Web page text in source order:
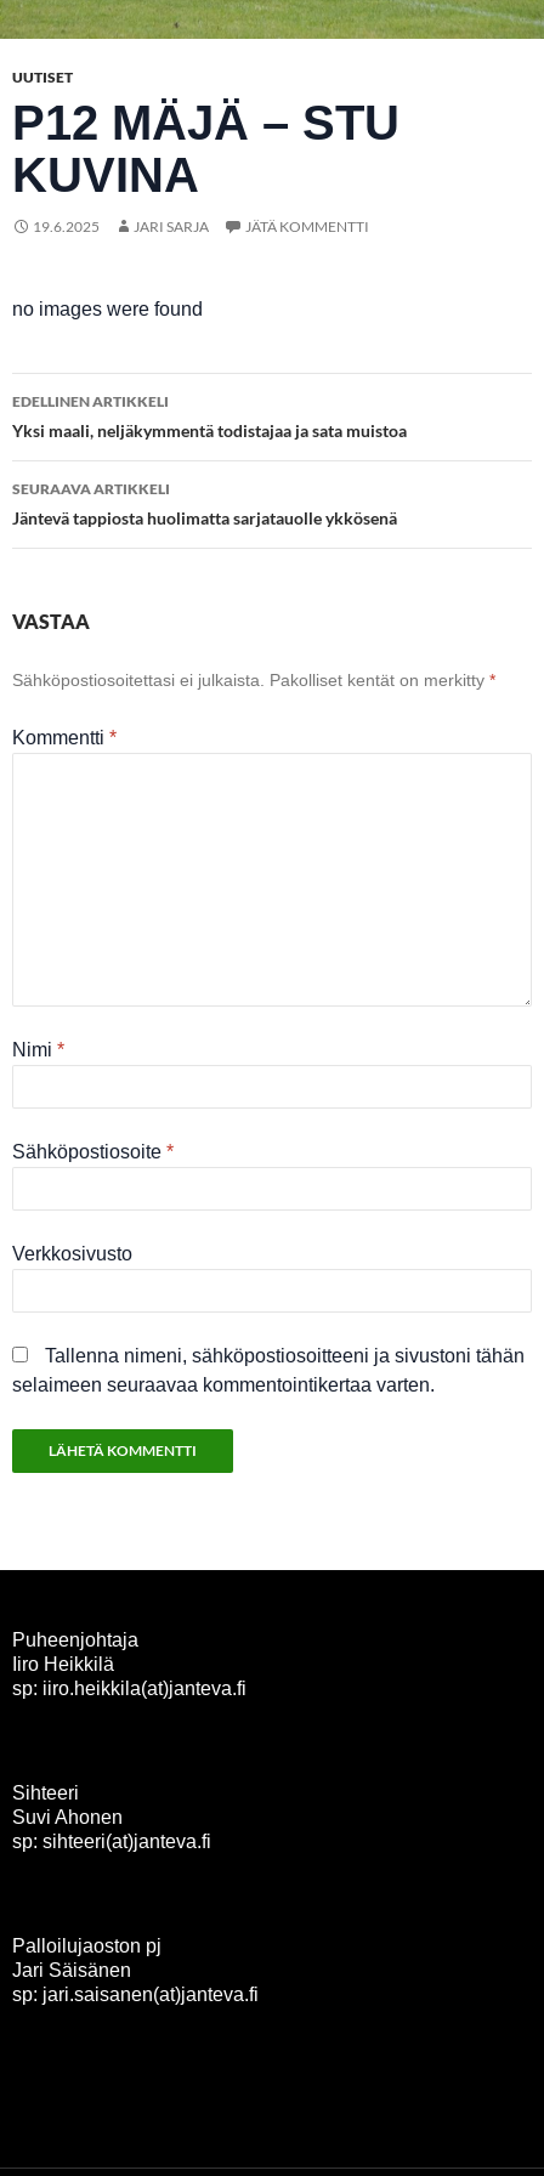
UUTISET
P12 MÄJÄ – STU
KUVINA
19.6.2025 JARI SARJA JÄTÄ KOMMENTTI
no images were found
Artikkelien
selaus
EDELLINEN ARTIKKELI
Yksi maali, neljäkymmentä todistajaa ja sata muistoa
SEURAAVA ARTIKKELI
Jäntevä tappiosta huolimatta sarjatauolle ykkösenä
VASTAA
Sähköpostiosoitettasi ei julkaista. Pakolliset kentät on merkitty *
Kommentti *
Nimi *
Sähköpostiosoite *
Verkkosivusto
Tallenna nimeni, sähköpostiosoitteeni ja sivustoni tähän
selaimeen seuraavaa kommentointikertaa varten.
Puheenjohtaja
Iiro Heikkilä
sp: iiro.heikkila(at)janteva.fi
Sihteeri
Suvi Ahonen
sp: sihteeri(at)janteva.fi
Palloilujaoston pj
Jari Säisänen
sp: jari.saisanen(at)janteva.fi